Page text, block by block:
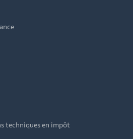
techniques en impôt